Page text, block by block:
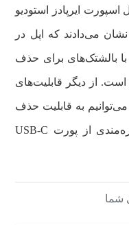
ایرپادز استودیو
می‌دادند که اپل در
بالشتک‌های برای حذف
از دیگر قابلیت‌های
به قابلیت حذف
صدای محیط به صورت فعال و بهره‌مندی از پورت USB-C
شما